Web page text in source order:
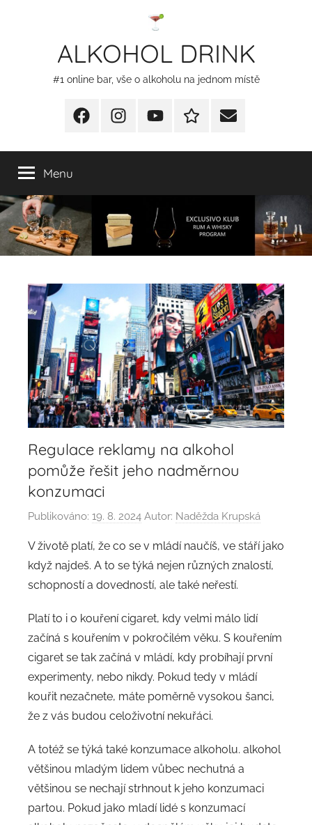
ALKOHOL DRINK
#1 online bar, vše o alkoholu na jednom místě
FacebookInstagram
YT
Redakční
E-
Menu
Regulace reklamy na alkohol
pomůže řešit jeho nadměrnou
konzumaci
Publikováno: 19. 8. 2024 Autor: Naděžda Krupská
V životě platí, že co se v mládí naučíš, ve stáří jako
když najdeš. A to se týká nejen různých znalostí,
schopností a dovedností, ale také neřestí.
Platí to i o kouření cigaret, kdy velmi málo lidí
začíná s kouřením v pokročilém věku. S kouřením
cigaret se tak začíná v mládí, kdy probíhají první
experimenty, nebo nikdy. Pokud tedy v mládí
kouřit nezačnete, máte poměrně vysokou šanci,
že z vás budou celoživotní nekuřáci.
A totéž se týká také konzumace alkoholu. alkohol
většinou mladým lidem vůbec nechutná a
většinou se nechají strhnout k jeho konzumaci
partou. Pokud jako mladí lidé s konzumací